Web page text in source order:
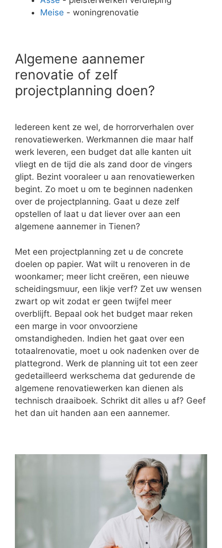
Meise - woningrenovatie
Algemene aannemer
renovatie of zelf
projectplanning doen?
Iedereen kent ze wel, de horrorverhalen over
renovatiewerken. Werkmannen die maar half
werk leveren, een budget dat alle kanten uit
vliegt en de tijd die als zand door de vingers
glipt. Bezint vooraleer u aan renovatiewerken
begint. Zo moet u om te beginnen nadenken
over de projectplanning. Gaat u deze zelf
opstellen of laat u dat liever over aan een
algemene aannemer in Tienen?
Met een projectplanning zet u de concrete
doelen op papier. Wat wilt u renoveren in de
woonkamer; meer licht creëren, een nieuwe
scheidingsmuur, een likje verf? Zet uw wensen
zwart op wit zodat er geen twijfel meer
overblijft. Bepaal ook het budget maar reken
een marge in voor onvoorziene
omstandigheden. Indien het gaat over een
totaalrenovatie, moet u ook nadenken over de
plattegrond. Werk de planning uit tot een zeer
gedetailleerd werkschema dat gedurende de
algemene renovatiewerken kan dienen als
technisch draaiboek. Schrikt dit alles u af? Geef
het dan uit handen aan een aannemer.